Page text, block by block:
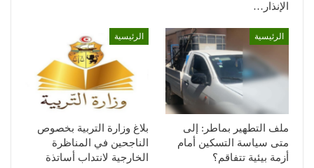
الإنذار…
الرئيسية
ملف التطهير بماطر: إلى
متى سياسة التسكين أمام
أزمة بيئية تتفاقم؟
الرئيسية
بلاغ وزارة التربية بخصوص
الناجحين في المناظرة
الخارجية لانتداب أساتذة